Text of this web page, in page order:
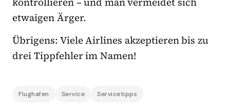
etwaigen Ärger.
Übrigens: Viele Airlines akzeptieren bis zu
drei Tippfehler im Namen!
Flughafen Service Servicetipps